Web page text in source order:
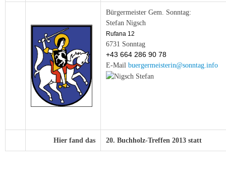
Bürgermeister Gem. Sonntag:
Stefan Nigsch
Rufana 12
6731 Sonntag
+43 664 286 90 78
E-Mail buergermeisterin@sonntag.info
Hier fand das 20. Buchholz-Treffen 2013 statt